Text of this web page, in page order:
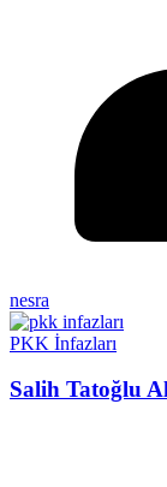
nesra
PKK İnfazları
Salih Tatoğlu